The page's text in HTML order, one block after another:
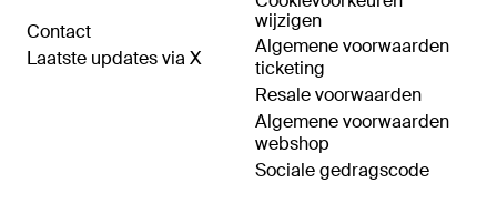
Contact
Laatste updates via X
wijzigen
Algemene voorwaarden
ticketing
Resale voorwaarden
Algemene voorwaarden
webshop
Sociale gedragscode